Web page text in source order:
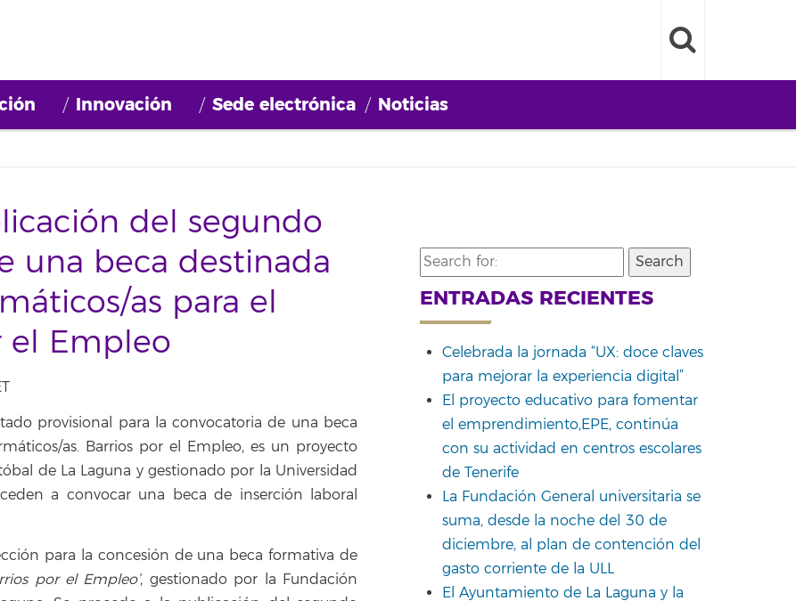
Innovación Sede electrónica Noticias
del segundo
una beca destinada
as para el
el Empleo
provisional para la convocatoria de una beca
as. Barrios por el Empleo, es un proyecto
de La Laguna y gestionado por la Universidad
a convocar una beca de inserción laboral
para la concesión de una beca formativa de
por el Empleo’, gestionado por la Fundación
Search
for:
ENTRADAS RECIENTES
Celebrada la jornada “UX: doce claves
para mejorar la experiencia digital”
El proyecto educativo para fomentar
el emprendimiento,EPE, continúa
con su actividad en centros escolares
de Tenerife
La Fundación General universitaria se
suma, desde la noche del 30 de
diciembre, al plan de contención del
gasto corriente de la ULL
El Ayuntamiento de La Laguna y la